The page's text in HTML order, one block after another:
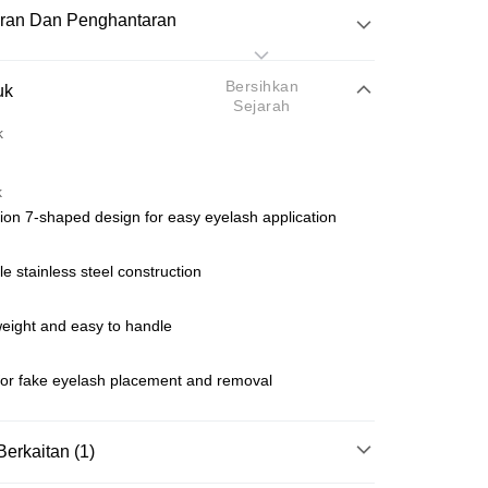
Dan Penghantaran
talian
Maybank, CIMB Bank, Public Bank, RHB Bank, Hong
7-shaped design for easy eyelash application
stainless steel construction
and easy to handle
fake eyelash placement and removal
(1)
Bersihkan
Sejarah